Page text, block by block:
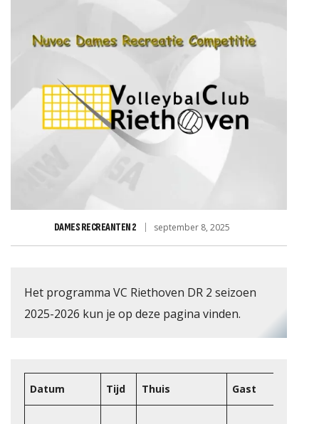
DAMES RECREANTEN 2 september 8, 2025
Het programma VC Riethoven DR 2 seizoen
2025-2026 kun je op deze pagina vinden.
Datum Tijd Thuis Gast
RABO